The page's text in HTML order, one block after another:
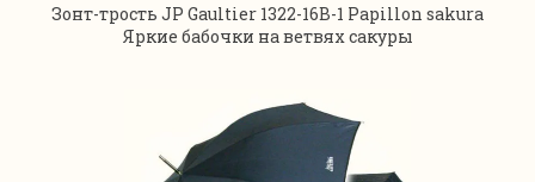
Зонт-трость JP Gaultier 1322-16B-1 Papillon sakura
Яркие бабочки на ветвях сакуры